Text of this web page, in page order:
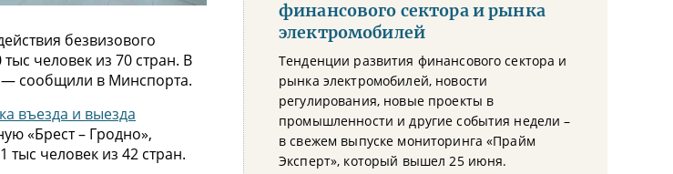
безвизового
человек из 70 стран. В
— сообщили в Минспорта.
въезда и выезда
«Брест – Гродно»,
человек из 42 стран.
финансового сектора и рынка
электромобилей
Тенденции развития финансового сектора и
рынка электромобилей, новости
регулирования, новые проекты в
промышленности и другие события недели –
в свежем выпуске мониторинга «Прайм
Эксперт», который вышел 25 июня.